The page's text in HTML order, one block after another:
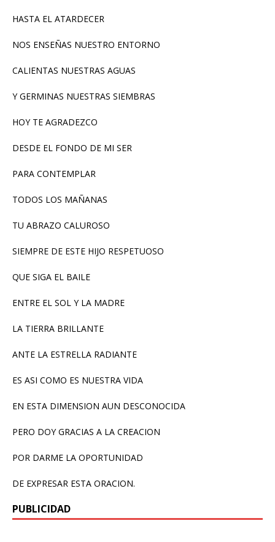
HASTA EL ATARDECER
NOS ENSEÑAS NUESTRO ENTORNO
CALIENTAS NUESTRAS AGUAS
Y GERMINAS NUESTRAS SIEMBRAS
HOY TE AGRADEZCO
DESDE EL FONDO DE MI SER
PARA CONTEMPLAR
TODOS LOS MAÑANAS
TU ABRAZO CALUROSO
SIEMPRE DE ESTE HIJO RESPETUOSO
QUE SIGA EL BAILE
ENTRE EL SOL Y LA MADRE
LA TIERRA BRILLANTE
ANTE LA ESTRELLA RADIANTE
ES ASI COMO ES NUESTRA VIDA
EN ESTA DIMENSION AUN DESCONOCIDA
PERO DOY GRACIAS A LA CREACION
POR DARME LA OPORTUNIDAD
DE EXPRESAR ESTA ORACION.
PUBLICIDAD